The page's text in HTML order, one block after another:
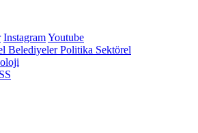
InstagramYoutube
BelediyelerPolitika Sektörel